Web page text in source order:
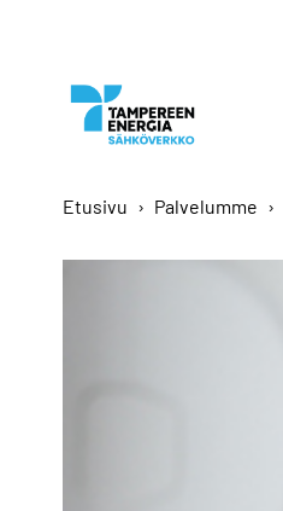
Etusivu › Palvelumme ›